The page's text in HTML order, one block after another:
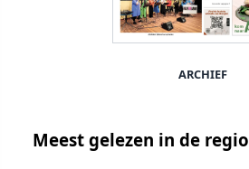
ARCHIEF
Meest gelezen in de regio